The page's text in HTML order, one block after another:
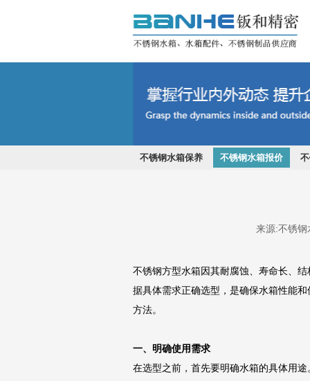
不锈钢水箱
不锈钢水箱保养 不锈钢水箱报价
来源:不锈钢
不锈钢方型水箱因其耐腐蚀、寿命长、
据具体需求正确选型，是确保水箱性能
方法。
一、明确使用需求
在选型之前，首先要明确水箱的具体用